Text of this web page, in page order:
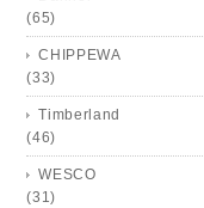
(65)
CHIPPEWA
(33)
Timberland
(46)
WESCO
(31)